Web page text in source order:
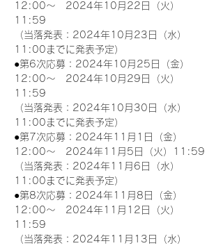
12:00～　2024年10月22日（火）
11:59
（当落発表：2024年10月23日（水）
11:00までに発表予定）
●第6次応募：2024年10月25日（金）
12:00～　2024年10月29日（火）
11:59
（当落発表：2024年10月30日（水）
11:00までに発表予定）
●第7次応募：2024年11月1日（金）
12:00～　2024年11月5日（火）11:59
（当落発表：2024年11月6日（水）
11:00までに発表予定）
●第8次応募：2024年11月8日（金）
12:00～　2024年11月12日（火）
11:59
（当落発表：2024年11月13日（水）